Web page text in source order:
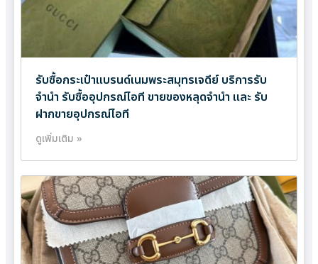
รับซื้อกระเป๋าแบรนด์เนมพระสมุทรเจดีย์ บริการรับ
จำนำ รับซื้ออุปกรณ์ไอที ขายของหลุดจำนำ และ รับ
ฝากขายอุปกรณ์ไอที
ดูเพิ่มเติม »